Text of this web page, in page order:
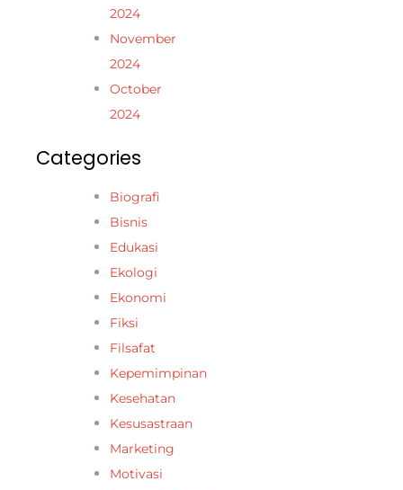
2024
November
2024
October
2024
Categories
Biografi
Bisnis
Edukasi
Ekologi
Ekonomi
Fiksi
Filsafat
Kepemimpinan
Kesehatan
Kesusastraan
Marketing
Motivasi